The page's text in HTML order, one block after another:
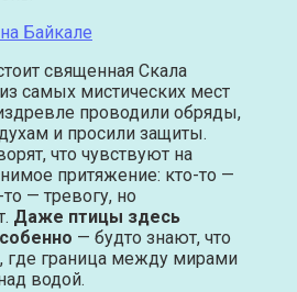
священная Скала
самых мистических мест
проводили обряды,
и просили защиты.
что чувствуют на
притяжение: кто-то —
— тревогу, но
Даже птицы здесь
— будто знают, что
где граница между мирами
водой.